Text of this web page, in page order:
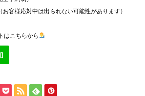
お客様応対中は出られない可能性があります）
はこちらから